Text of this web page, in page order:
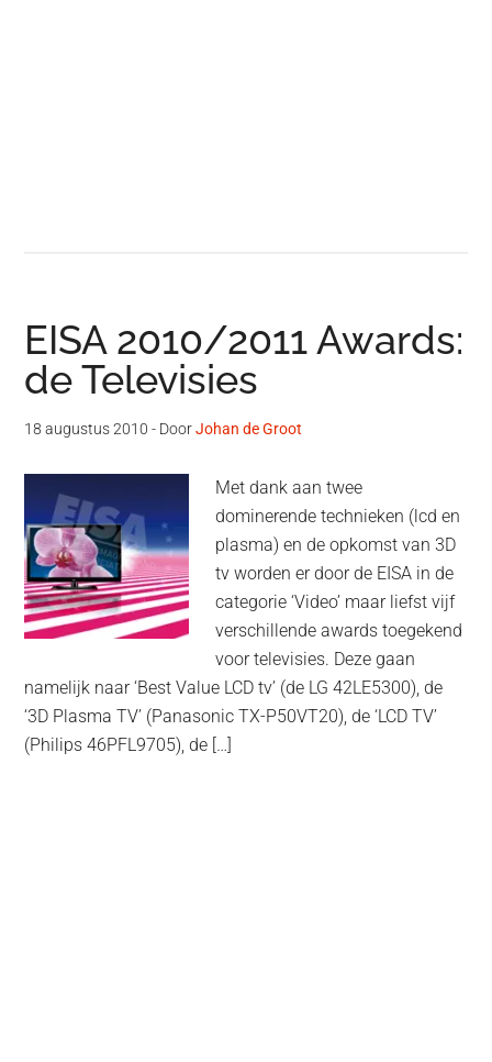
EISA 2010/2011 Awards:
de Televisies
18 augustus 2010 - DoorJohan de Groot
Met dank aan twee
dominerende technieken (lcd en
plasma) en de opkomst van 3D
tv worden er door de EISA in de
categorie ‘Video’ maar liefst vijf
verschillende awards toegekend
voor televisies. Deze gaan
namelijk naar ‘Best Value LCD tv’ (de LG 42LE5300), de
‘3D Plasma TV’ (Panasonic TX-P50VT20), de ‘LCD TV’
(Philips 46PFL9705), de […]